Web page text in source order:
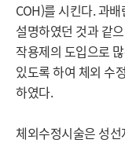
COH)를 시킨다. 과
설명하였던 것과 같
작용제의 도입으로
있도록 하여 체외 수
하였다.
체외수정시술은 성